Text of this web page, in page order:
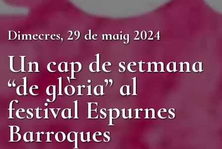
Dimecres, 29 de maig 2024
Un cap de setmana
“de glòria” al
festival Espurnes
Barroques